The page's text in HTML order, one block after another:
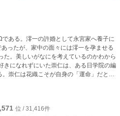
ある。澪一の許婚として永宮家へ養子に
ったが、家中の面々には澪一を孕ませる
た。美しいがなにを考えているのかわから
きになれずにいた崇仁は、ある日学院の編
崇仁は花織こそが自身の「運命」だと確
ス。フェロモンを使って思い合う者同
一の従弟に寝取られます。その他の注意
表現あり。
位 / 31,416件